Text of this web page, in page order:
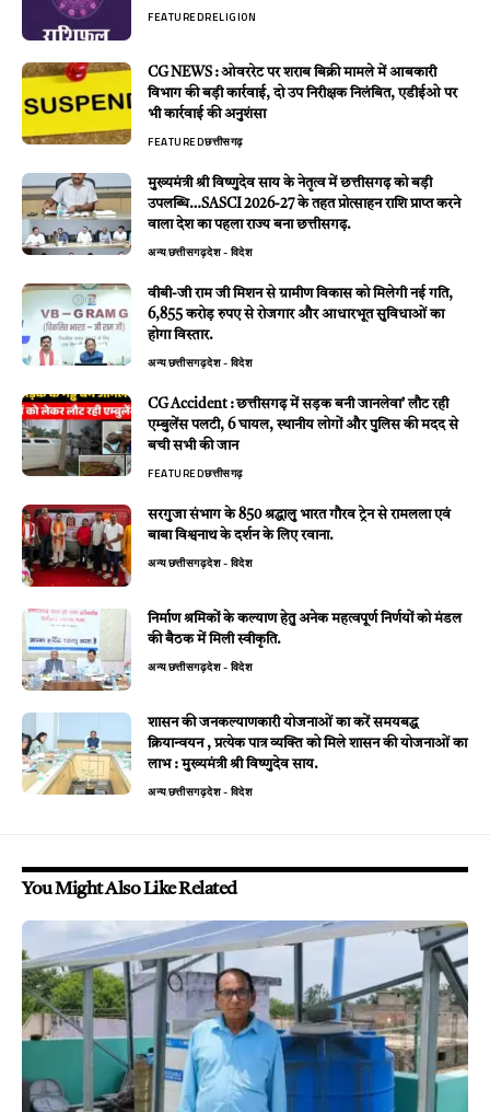
FEATUREDRELIGION
CG NEWS : ओवररेट पर शराब बिक्री मामले में आबकारी
विभाग की बड़ी कार्रवाई, दो उप निरीक्षक निलंबित, एडीईओ पर
भी कार्रवाई की अनुशंसा
FEATUREDछत्तीसगढ़
मुख्यमंत्री श्री विष्णुदेव साय के नेतृत्व में छत्तीसगढ़ को बड़ी
उपलब्धि…SASCI 2026-27 के तहत प्रोत्साहन राशि प्राप्त करने
वाला देश का पहला राज्य बना छत्तीसगढ़.
अन्यछत्तीसगढ़देश - विदेश
वीबी-जी राम जी मिशन से ग्रामीण विकास को मिलेगी नई गति,
6,855 करोड़ रुपए से रोजगार और आधारभूत सुविधाओं का
होगा विस्तार.
अन्यछत्तीसगढ़देश - विदेश
CG Accident : छत्तीसगढ़ में सड़क बनी जानलेवा’ लौट रही
एम्बुलेंस पलटी, 6 घायल, स्थानीय लोगों और पुलिस की मदद से
बची सभी की जान
FEATUREDछत्तीसगढ़
सरगुजा संभाग के 850 श्रद्धालु भारत गौरव ट्रेन से रामलला एवं
बाबा विश्वनाथ के दर्शन के लिए रवाना.
अन्यछत्तीसगढ़देश - विदेश
निर्माण श्रमिकों के कल्याण हेतु अनेक महत्वपूर्ण निर्णयों को मंडल
की बैठक में मिली स्वीकृति.
अन्यछत्तीसगढ़देश - विदेश
शासन की जनकल्याणकारी योजनाओं का करें समयबद्ध
क्रियान्वयन , प्रत्येक पात्र व्यक्ति को मिले शासन की योजनाओं का
लाभ : मुख्यमंत्री श्री विष्णुदेव साय.
अन्यछत्तीसगढ़देश - विदेश
You Might Also Like Related